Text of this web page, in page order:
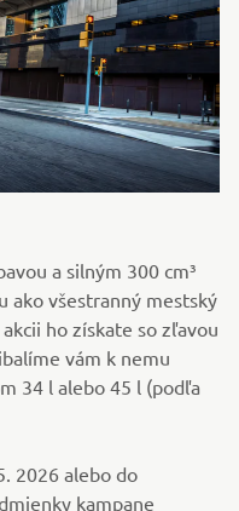
a silným 300 cm³
ako všestranný mestský
ho získate so zľavou
vám k nemu
34 l alebo 45 l (podľa
2026 alebo do
kampane